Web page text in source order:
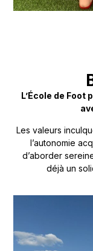
L’École de
Les valeurs
l’autonomie
d’aborder
déjà un